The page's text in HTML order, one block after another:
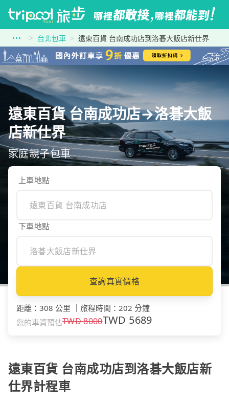
台北包車 遠東百貨 台南成功店到洛碁大飯店新仕界
遠東百貨 台南成功店→洛碁大飯
店新仕界
家庭親子包車
上車地點
下車地點
查詢真實價格
距離 ： 308 公里 旅程時間 ： 202 分鐘
您的車資預估TWD8000TWD 5689
遠東百貨 台南成功店到洛碁大飯店新
仕界計程車